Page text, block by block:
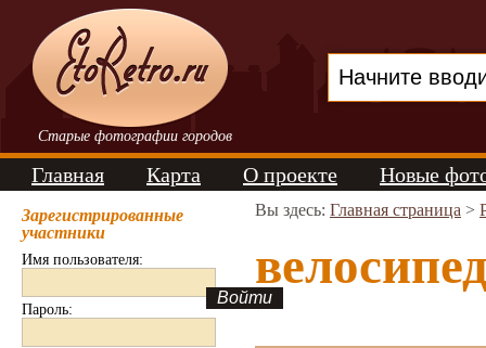
Старые фотографии городов
Главная Карта О проекте Новые
Зарегистрированные
участники
Имя пользователя:
Пароль:
Вы здесь: Главная страница >